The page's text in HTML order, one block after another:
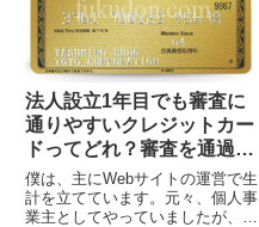
法人設立1年目でも審査に
通りやすいクレジットカー
ドってどれ？審査を通過す
るコツは？
僕は、主にWebサイトの運営で生
計を立てています。元々、個人事
業主としてやっていましたが、